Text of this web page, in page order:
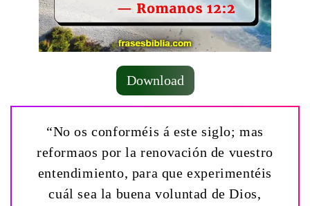
Download
“No os conforméis á este siglo; mas
reformaos por la renovación de vuestro
entendimiento, para que experimentéis
cuál sea la buena voluntad de Dios,